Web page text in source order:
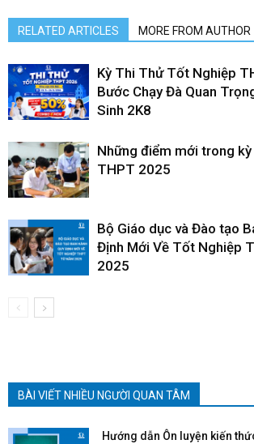
RELATED ARTICLES MORE FROM AUTHOR
Kỳ Thi Thử Tốt Nghiệp
Bước Chạy Đà Quan
Sinh 2K8
Những điểm mới trong
THPT 2025
Bộ Giáo dục và Đào tạo
Định Mới Về Tốt Nghiệp
2025
BÀI VIẾT NHIỀU NGƯỜI QUAN TÂM
Hướng dẫn Ôn luyện kiến